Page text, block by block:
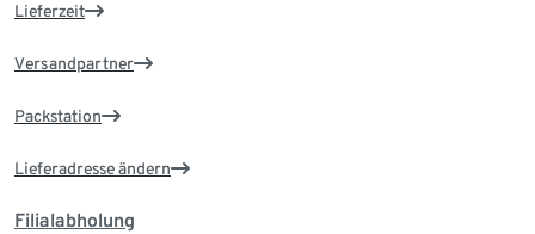
Lieferzeit
Versandpartner
Packstation
Lieferadresse ändern
Filialabholung